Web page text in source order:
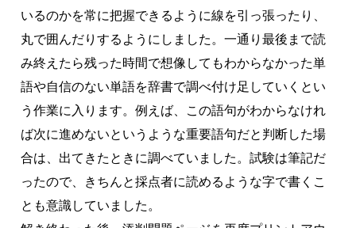
いるのかを常に把握できるように線を引っ張ったり、
丸で囲んだりするようにしました。一通り最後まで読
み終えたら残った時間で想像してもわからなかった単
語や自信のない単語を辞書で調べ付け足していくとい
う作業に入ります。例えば、この語句がわからなけれ
ば次に進めないというような重要語句だと判断した場
合は、出てきたときに調べていました。試験は筆記だ
ったので、きちんと採点者に読めるような字で書くこ
とも意識していました。